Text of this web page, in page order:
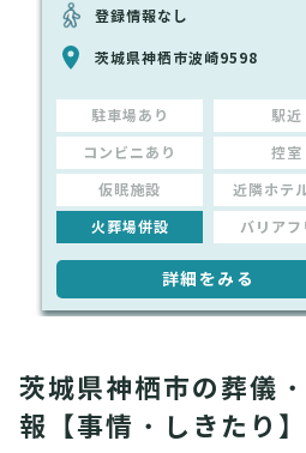
登録情報なし
茨城県神栖市波崎9598
駐車場あり 駅近
コンビニあり 控室
仮眠施設 近隣ホテ
火葬場併設 バリアフ
詳細をみる
茨城県神栖市の葬儀
報【事情・しきたり】